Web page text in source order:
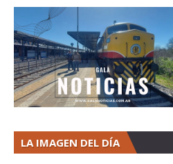
LA IMAGEN DEL DÍA